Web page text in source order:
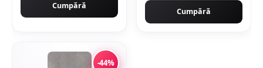
Cumpără
Cumpără
-44%